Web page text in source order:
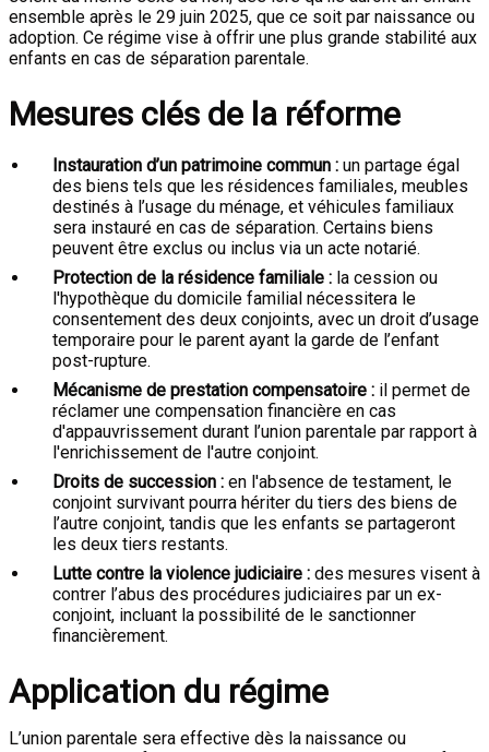
ensemble après le 29 juin 2025, que ce soit par naissance ou
adoption. Ce régime vise à offrir une plus grande stabilité aux
enfants en cas de séparation parentale.
Mesures clés de la réforme
Instauration d’un patrimoine commun : un partage égal
des biens tels que les résidences familiales, meubles
destinés à l’usage du ménage, et véhicules familiaux
sera instauré en cas de séparation. Certains biens
peuvent être exclus ou inclus via un acte notarié.
Protection de la résidence familiale : la cession ou
l'hypothèque du domicile familial nécessitera le
consentement des deux conjoints, avec un droit d’usage
temporaire pour le parent ayant la garde de l’enfant
post-rupture.
Mécanisme de prestation compensatoire : il permet de
réclamer une compensation financière en cas
d'appauvrissement durant l’union parentale par rapport à
l'enrichissement de l'autre conjoint.
Droits de succession : en l'absence de testament, le
conjoint survivant pourra hériter du tiers des biens de
l’autre conjoint, tandis que les enfants se partageront
les deux tiers restants.
Lutte contre la violence judiciaire : des mesures visent à
contrer l’abus des procédures judiciaires par un ex-
conjoint, incluant la possibilité de le sanctionner
financièrement.
Application du régime
L’union parentale sera effective dès la naissance ou